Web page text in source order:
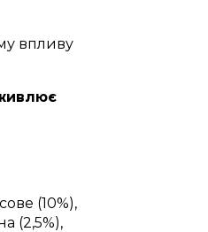
впливу
(10%),
(2,5%),